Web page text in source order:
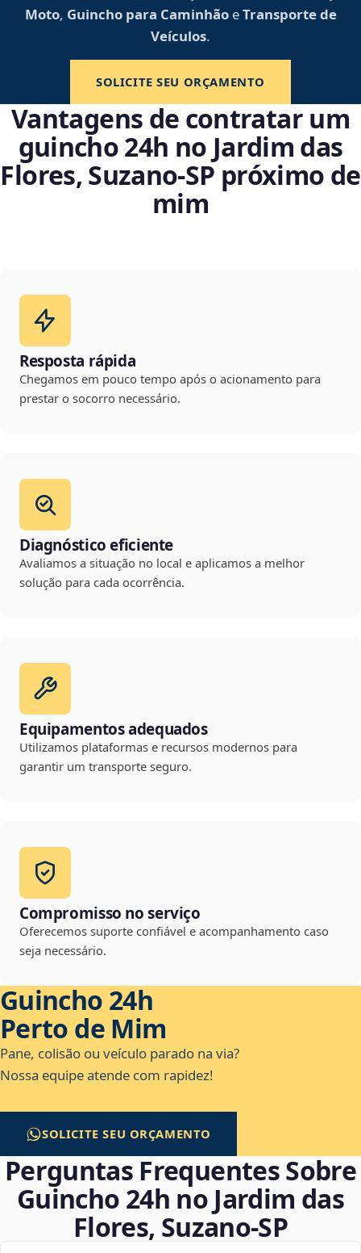
Moto, Guincho para CaminhãoeTransporte de
Veículos.
SOLICITE SEU ORÇAMENTO
Vantagens de contratar um
guincho 24h no Jardim das
Flores, Suzano‑SP próximo de
mim
Resposta rápida
Chegamos em pouco tempo após o acionamento para
prestar o socorro necessário.
Diagnóstico eficiente
Avaliamos a situação no local e aplicamos a melhor
solução para cada ocorrência.
Equipamentos adequados
Utilizamos plataformas e recursos modernos para
garantir um transporte seguro.
Compromisso no serviço
Oferecemos suporte confiável e acompanhamento caso
seja necessário.
Guincho 24h
Perto de Mim
Pane, colisão ou veículo parado na via?
Nossa equipe atende com rapidez!
SOLICITE SEU ORÇAMENTO
Perguntas Frequentes Sobre
Guincho 24h no Jardim das
Flores, Suzano‑SP